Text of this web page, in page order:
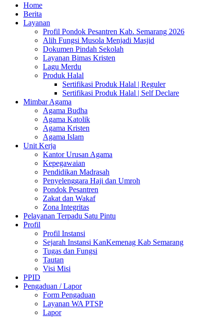
Home
Berita
Layanan
Profil Pondok Pesantren Kab. Semarang 2026
Alih Fungsi Musola Menjadi Masjid
Dokumen Pindah Sekolah
Layanan Bimas Kristen
Lagu Merdu
Produk Halal
Sertifikasi Produk Halal | Reguler
Sertifikasi Produk Halal | Self Declare
Mimbar Agama
Agama Budha
Agama Katolik
Agama Kristen
Agama Islam
Unit Kerja
Kantor Urusan Agama
Kepegawaian
Pendidikan Madrasah
Penyelenggara Haji dan Umroh
Pondok Pesantren
Zakat dan Wakaf
Zona Integritas
Pelayanan Terpadu Satu Pintu
Profil
Profil Instansi
Sejarah Instansi KanKemenag Kab Semarang
Tugas dan Fungsi
Tautan
Visi Misi
PPID
Pengaduan / Lapor
Form Pengaduan
Layanan WA PTSP
Lapor